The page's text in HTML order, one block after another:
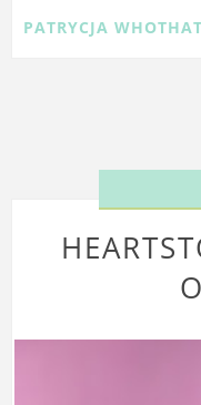
PATRYCJA